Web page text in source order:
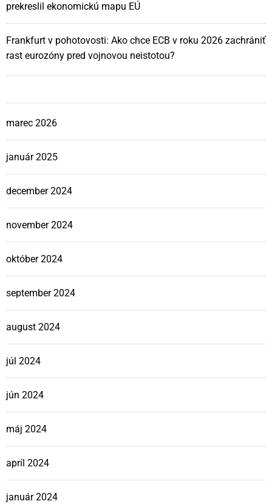
prekreslil ekonomickú mapu EÚ
Frankfurt v pohotovosti: Ako chce ECB v roku 2026 zachrániť
rast eurozóny pred vojnovou neistotou?
marec 2026
január 2025
december 2024
november 2024
október 2024
september 2024
august 2024
júl 2024
jún 2024
máj 2024
apríl 2024
január 2024